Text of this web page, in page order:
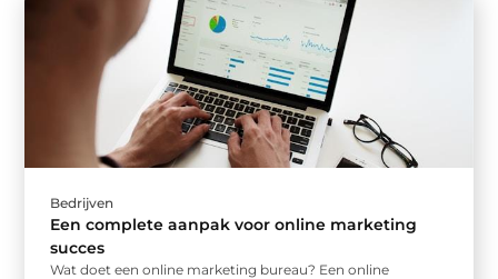
Bedrijven
Een complete aanpak voor online marketing
succes
Wat doet een online marketing bureau? Een online